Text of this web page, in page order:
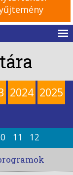
2024 2025
11
12